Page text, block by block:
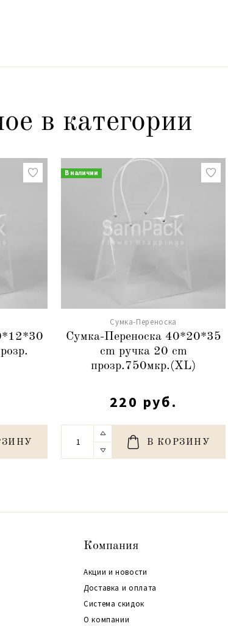
в категории
В наличии
Сумка-Переноска
Сумка-Переноска 40*20*35
cm ручка 20 cm
прозр.750мкр.(XL)
220 руб.
В КОРЗИНУ
Компания
Акции и новости
Доставка и оплата
Система скидок
О компании